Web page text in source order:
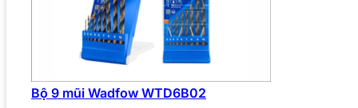
Bộ 9 mũi Wadfow WTD6B02